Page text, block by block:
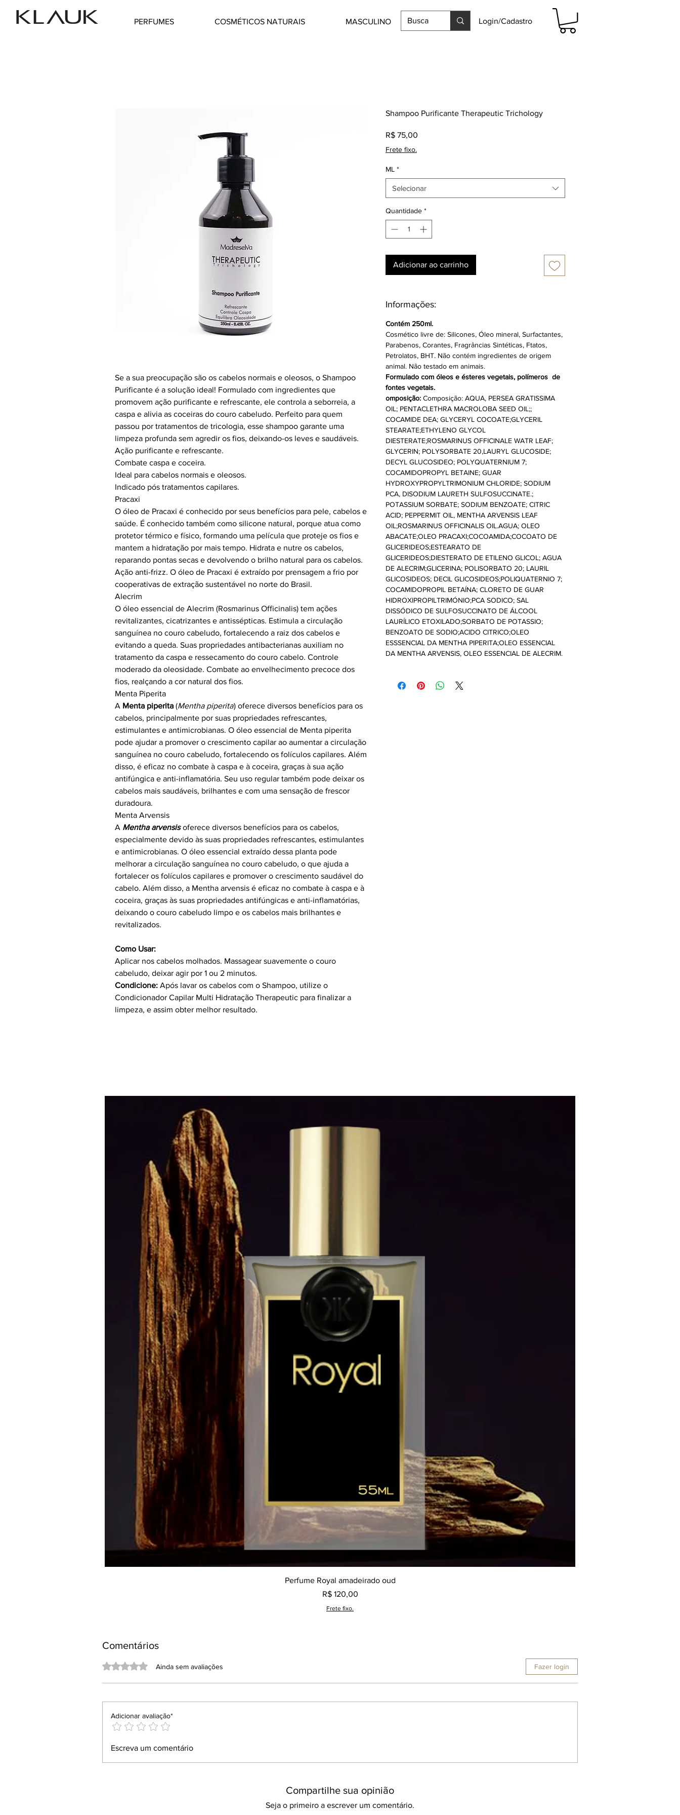
PERFUMES COSMÉTICOS NATURAIS MASCULINO Login/Cadastro
Se a sua preocupação são os cabelos normais e oleosos, o Shampoo
Purificante é a solução ideal! Formulado com ingredientes que
promovem ação purificante e refrescante, ele controla a seborreia, a
caspa e alivia as coceiras do couro cabeludo. Perfeito para quem
passou por tratamentos de tricologia, esse shampoo garante uma
limpeza profunda sem agredir os fios, deixando-os leves e saudáveis.
Ação purificante e refrescante.
Combate caspa e coceira.
Ideal para cabelos normais e oleosos.
Indicado pós tratamentos capilares.
Pracaxi
O óleo de Pracaxi é conhecido por seus benefícios para pele, cabelos e
saúde. É conhecido também como silicone natural, porque atua como
protetor térmico e físico, formando uma película que proteje os fios e
mantem a hidratação por mais tempo. Hidrata e nutre os cabelos,
reparando pontas secas e devolvendo o brilho natural para os cabelos.
Ação anti-frizz. O óleo de Pracaxi é extraído por prensagem a frio por
cooperativas de extração sustentável no norte do Brasil.
Alecrim
O óleo essencial de Alecrim (Rosmarinus Officinalis) tem ações
revitalizantes, cicatrizantes e antissépticas. Estimula a circulação
sanguínea no couro cabeludo, fortalecendo a raiz dos cabelos e
evitando a queda. Suas propriedades antibacterianas auxiliam no
tratamento da caspa e ressecamento do couro cabelo. Controle
moderado da oleosidade. Combate ao envelhecimento precoce dos
fios, realçando a cor natural dos fios.
Menta Piperita
A Menta piperita (Mentha piperita) oferece diversos benefícios para os
cabelos, principalmente por suas propriedades refrescantes,
estimulantes e antimicrobianas. O óleo essencial de Menta piperita
pode ajudar a promover o crescimento capilar ao aumentar a circulação
sanguínea no couro cabeludo, fortalecendo os folículos capilares. Além
disso, é eficaz no combate à caspa e à coceira, graças à sua ação
antifúngica e anti-inflamatória. Seu uso regular também pode deixar os
cabelos mais saudáveis, brilhantes e com uma sensação de frescor
duradoura.
Menta Arvensis
A Mentha arvensisoferece diversos benefícios para os cabelos,
especialmente devido às suas propriedades refrescantes, estimulantes
e antimicrobianas. O óleo essencial extraído dessa planta pode
melhorar a circulação sanguínea no couro cabeludo, o que ajuda a
fortalecer os folículos capilares e promover o crescimento saudável do
cabelo. Além disso, a Mentha arvensis é eficaz no combate à caspa e à
coceira, graças às suas propriedades antifúngicas e anti-inflamatórias,
deixando o couro cabeludo limpo e os cabelos mais brilhantes e
revitalizados.
Como Usar:
Aplicar nos cabelos molhados. Massagear suavemente o couro
cabeludo, deixar agir por 1 ou 2 minutos.
Condicione: Após lavar os cabelos com o Shampoo, utilize o
Condicionador Capilar Multi Hidratação Therapeutic para finalizar a
limpeza, e assim obter melhor resultado.
Shampoo Purificante Therapeutic Trichology
R$ 75,00
Frete fixo.
ML *
Selecionar
Quantidade *
Adicionar ao carrinho
Informações:
Contém 250ml.
Cosmético livre de: Silicones, Óleo mineral, Surfactantes,
Parabenos, Corantes, Fragrâncias Sintéticas, Ftatos,
Petrolatos, BHT. Não contém ingredientes de origem
animal. Não testado em animais.
Formulado com óleos e ésteres vegetais, polímeros de
fontes vegetais.
omposição: Composição: AQUA, PERSEA GRATISSIMA
OIL; PENTACLETHRA MACROLOBA SEED OIL;;
COCAMIDE DEA; GLYCERYL COCOATE;GLYCERIL
STEARATE;ETHYLENO GLYCOL
DIESTERATE;ROSMARINUS OFFICINALE WATR LEAF;
GLYCERIN; POLYSORBATE 20,LAURYL GLUCOSIDE;
DECYL GLUCOSIDEO; POLYQUATERNIUM 7;
COCAMIDOPROPYL BETAINE; GUAR
HYDROXYPROPYLTRIMONIUM CHLORIDE; SODIUM
PCA, DISODIUM LAURETH SULFOSUCCINATE.;
POTASSIUM SORBATE; SODIUM BENZOATE; CITRIC
ACID; PEPPERMIT OIL, MENTHA ARVENSIS LEAF
OIL;ROSMARINUS OFFICINALIS OIL.AGUA; OLEO
ABACATE;OLEO PRACAXI;COCOAMIDA;COCOATO DE
GLICERIDEOS;ESTEARATO DE
GLICERIDEOS;DIESTERATO DE ETILENO GLICOL; AGUA
DE ALECRIM;GLICERINA; POLISORBATO 20; LAURIL
GLICOSIDEOS; DECIL GLICOSIDEOS;POLIQUATERNIO 7;
COCAMIDOPROPIL BETAÍNA; CLORETO DE GUAR
HIDROXIPROPILTRIMÓNIO;PCA SODICO; SAL
DISSÓDICO DE SULFOSUCCINATO DE ÁLCOOL
LAURÍLICO ETOXILADO;SORBATO DE POTASSIO;
BENZOATO DE SODIO;ACIDO CITRICO;OLEO
ESSSENCIAL DA MENTHA PIPERITA;OLEO ESSENCIAL
DA MENTHA ARVENSIS, OLEO ESSENCIAL DE ALECRIM.
Visualização rápida
Perfume Royal amadeirado oud
Preço
R$ 120,00
Frete fixo.
Comentários
Fazer login
Avaliado com 0 de 5 estrelas.Ainda sem avaliações
Adicionar avaliação*
Escreva um comentário
Compartilhe sua opinião
Seja o primeiro a escrever um comentário.